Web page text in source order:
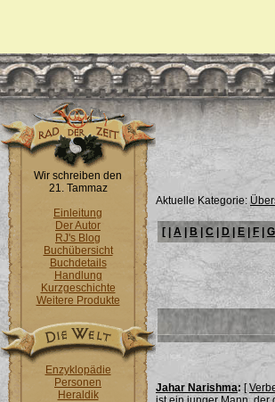
Wir schreiben den
21. Tammaz
Einleitung
Der Autor
RJ's Blog
Buchübersicht
Buchdetails
Handlung
Kurzgeschichte
Weitere Produkte
Enzyklopädie
Personen
Heraldik
Aktuelle Kategorie:
[ | A |B C D E |F G
Jahar Narishma: [